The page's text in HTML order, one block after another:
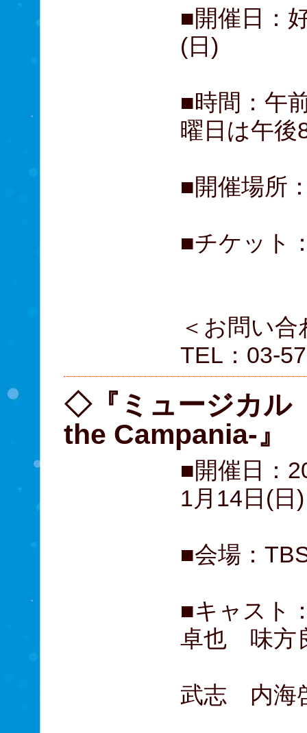
■開催日：
(日)
■時間：午
曜日は午後
■開催場所
■チケッ
＜お問い合
TEL：03-
◇『ミュージカル
the Campania-』
■開催日：
1月14日(日)
■会場：
■キャスト
卓也 味方
武志 内